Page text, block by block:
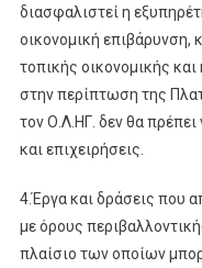
διασφαλιστεί η
οικονομική επιβάρυνση,
τοπικής οικονομικής
στην περίπτωση της
τον Ο.Λ.ΗΓ. δεν θα πρέπει
και επιχειρήσεις.
4.Έργα και δράσεις που
με όρους
πλαίσιο των οποίων